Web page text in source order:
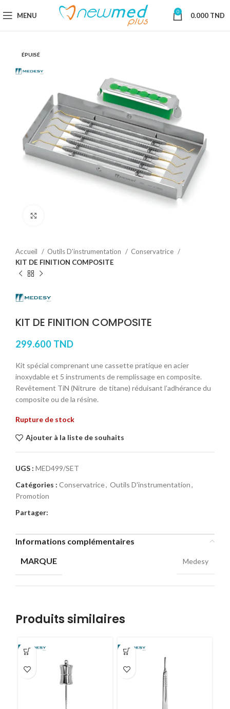
MENU 0 0.000 TND
ÉPUISÉ
Accueil Outils D'instrumentation
Conservatrice
KIT DE FINITION COMPOSITE
KIT DE FINITION COMPOSITE
299.600 TND
Kit spécial comprenant une cassette pratique en acier
inoxydable et 5 instruments de remplissage en composite.
Revêtement TiN (Nitrure de titane) réduisant l’adhérance du
composite ou de la résine.
Rupture de stock
Ajouter à la liste de souhaits
UGS : MED499/SET
Catégories : Conservatrice, Outils D'instrumentation,
Promotion
Partager:
Informations complémentaires
MARQUE
Medesy
Produits similaires